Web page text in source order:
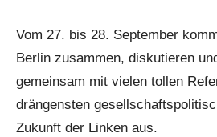
Vom 27. bis 28. September
Berlin zusammen, diskutieren
gemeinsam mit vielen tollen
drängensten
Zukunft der Linken aus.